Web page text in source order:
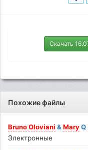
Скачать
Похожие файлы
Bruno Oloviani &MaryQ
Электронные